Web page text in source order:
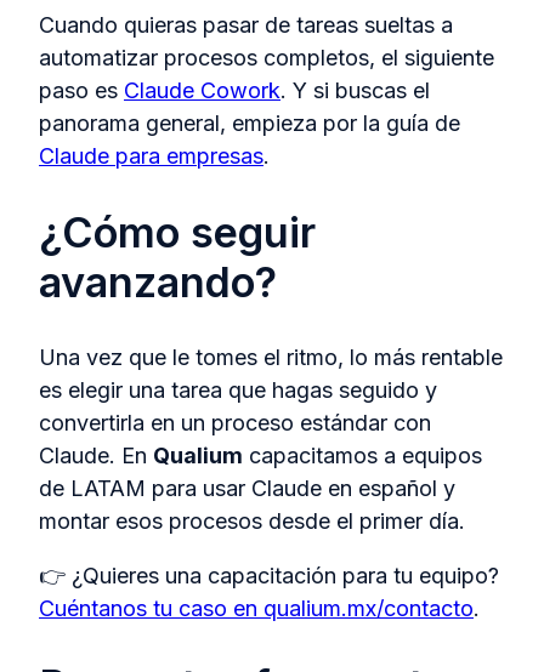
Cuando quieras pasar de tareas sueltas a
automatizar procesos completos, el siguiente
paso es Claude Cowork. Y si buscas el
panorama general, empieza por la guía de
Claude para empresas.
¿Cómo seguir
avanzando?
Una vez que le tomes el ritmo, lo más rentable
es elegir una tarea que hagas seguido y
convertirla en un proceso estándar con
Claude. En Qualium capacitamos a equipos
de LATAM para usar Claude en español y
montar esos procesos desde el primer día.
👉 ¿Quieres una capacitación para tu equipo?
Cuéntanos tu caso en qualium.mx/contacto.